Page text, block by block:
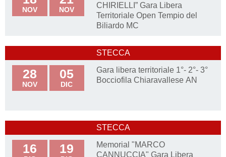
NOV NOV
CHIRIELLI” Gara Libera
Territoriale Open Tempio del
Biliardo MC
STECCA
28
NOV
05
DIC
Gara libera territoriale 1°- 2°- 3°
Bocciofila Chiaravallese AN
STECCA
16 19
Memorial "MARCO
CANNUCCIA" Gara Libera